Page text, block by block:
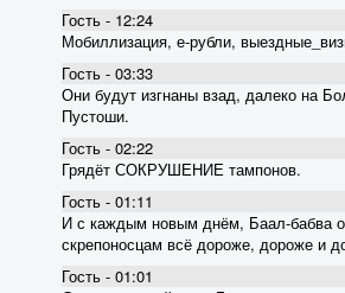
Гость - 12:24
Мобиллизация, е-рубли,
Гость - 03:33
Они будут изгнаны взад, далеко на
Пустоши.
Гость - 02:22
Грядёт СОКРУШЕНИЕ тампонов.
Гость - 01:11
И с каждым новым днём, Баал-бабва
скрепоносцам всё дороже, дороже и
Гость - 01:01